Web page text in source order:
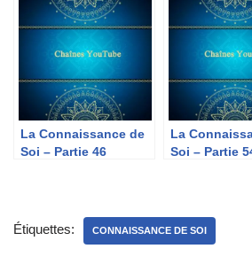
La Connaissance de
Soi – Partie 46
La
Soi – Partie
Étiquettes: CONNAISSANCE DE SOI